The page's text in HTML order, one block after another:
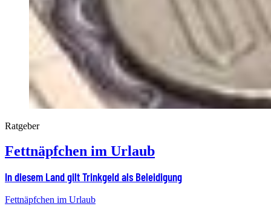
Ratgeber
Fettnäpfchen im Urlaub
In diesem Land gilt Trinkgeld als Beleidigung
Fettnäpfchen im Urlaub